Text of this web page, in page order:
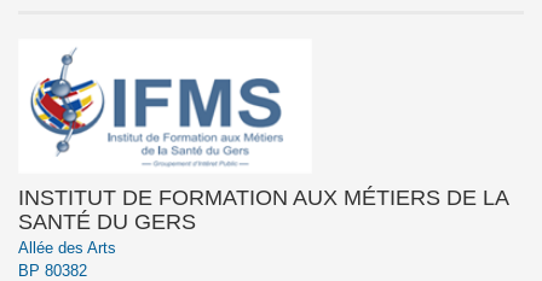
INSTITUT DE FORMATION AUX MÉTIERS DE LA
SANTÉ DU GERS
Allée des Arts
BP 80382